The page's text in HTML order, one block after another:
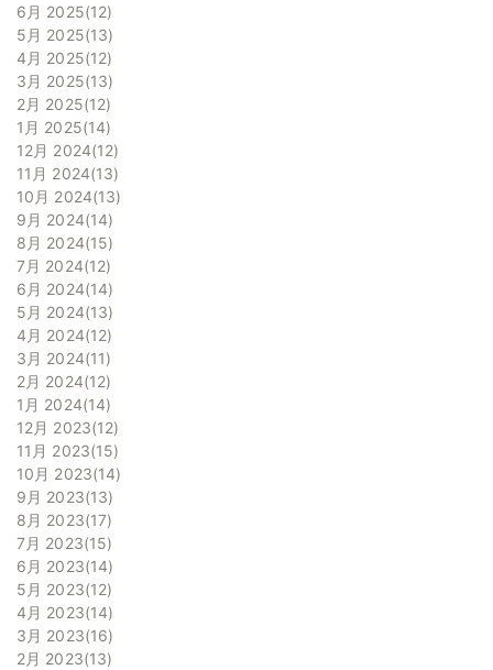
6月 2025 12
5月 2025 13
4月 2025 12
3月 2025 13
2月 2025 12
1月 2025 14
12月 2024 12
11月 2024 13
10月 2024 13
9月 2024 14
8月 2024 15
7月 2024 12
6月 2024 14
5月 2024 13
4月 2024 12
3月 2024 11
2月 2024 12
1月 2024 14
12月 2023 12
11月 2023 15
10月 2023 14
9月 2023 13
8月 2023 17
7月 2023 15
6月 2023 14
5月 2023 12
4月 2023 14
3月 2023 16
2月 2023 13